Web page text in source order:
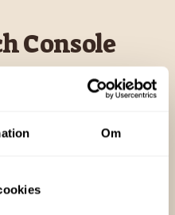
Om
Console
för att få en bättre
syns i Googles
samlad information om
men används inte för att
lagras via